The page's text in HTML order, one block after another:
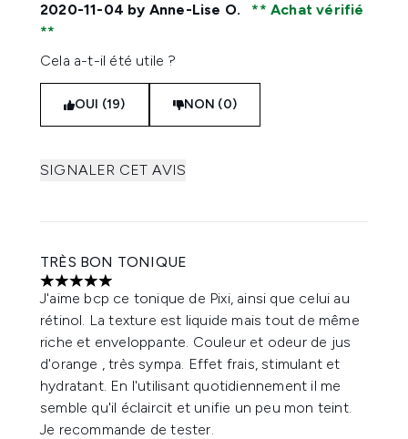
2020-11-04 by Anne-Lise O. Achat vérifié
Cela a-t-il été utile ?
OUI (19) NON (0)
SIGNALER CET AVIS
TRÈS BON TONIQUE
5 étoiles sur un maximum de 5
J'aime bcp ce tonique de Pixi, ainsi que celui au
rétinol. La texture est liquide mais tout de même
riche et enveloppante. Couleur et odeur de jus
d'orange , très sympa. Effet frais, stimulant et
hydratant. En l'utilisant quotidiennement il me
semble qu'il éclaircit et unifie un peu mon teint.
Je recommande de tester.